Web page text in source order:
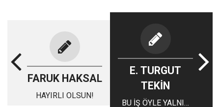
FARUK HAKSAL
HAYIRLI OLSUN!
E. TURGUT
TEKİN
BU İŞ ÖYLE YALNIZ